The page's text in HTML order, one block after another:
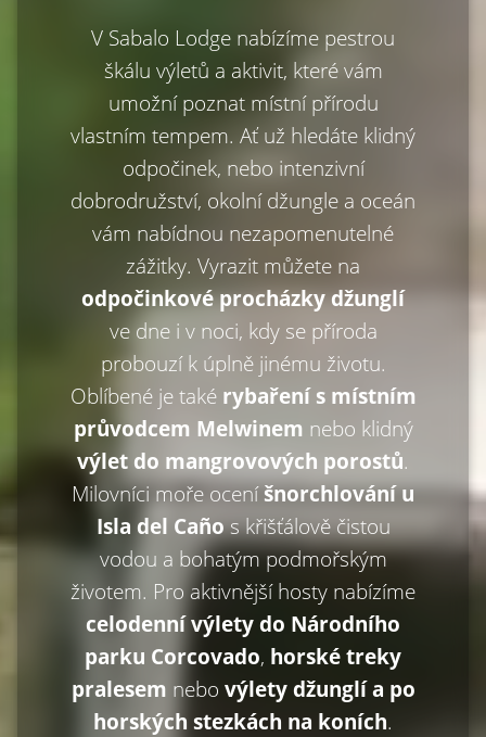
V Sabalo Lodge nabízíme pestrou
škálu výletů a aktivit, které vám
umožní poznat místní přírodu
vlastním tempem. Ať už hledáte klidný
odpočinek, nebo intenzivní
dobrodružství, okolní džungle a oceán
vám nabídnou nezapomenutelné
zážitky. Vyrazit můžete na
odpočinkové procházky džunglí
ve dne i v noci, kdy se příroda
probouzí k úplně jinému životu.
Oblíbené je také rybaření s místním
průvodcem Melwinem nebo klidný
výlet do mangrovových porostů.
Milovníci moře oceníšnorchlování u
Isla del Caños křišťálově čistou
vodou a bohatým podmořským
životem. Pro aktivnější hosty nabízíme
celodenní výlety do Národního
parku Corcovado, horské treky
pralesem nebo výlety džunglí a po
horských stezkách na koních.